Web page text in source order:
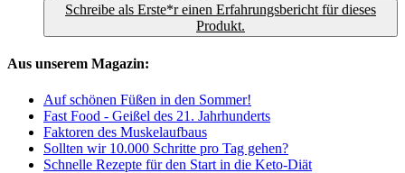
Schreibe als Erste*r einen Erfahrungsbericht für dieses
Produkt.
Aus unserem Magazin:
Auf schönen Füßen in den Sommer!
Fast Food - Geißel des 21. Jahrhunderts
Faktoren des Muskelaufbaus
Sollten wir 10.000 Schritte pro Tag gehen?
Schnelle Rezepte für den Start in die Keto-Diät